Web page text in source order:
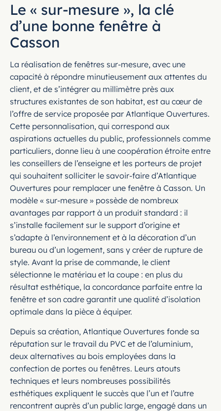
Le « sur-mesure », la clé
d’une bonne fenêtre à
Casson
La réalisation de fenêtres sur-mesure, avec une
capacité à répondre minutieusement aux attentes du
client, et de s’intégrer au millimètre près aux
structures existantes de son habitat, est au cœur de
l’offre de service proposée par Atlantique Ouvertures.
Cette personnalisation, qui correspond aux
aspirations actuelles du public, professionnels comme
particuliers, donne lieu à une coopération étroite entre
les conseillers de l’enseigne et les porteurs de projet
qui souhaitent solliciter le savoir-faire d’Atlantique
Ouvertures pour remplacer une fenêtre à Casson. Un
modèle « sur-mesure » possède de nombreux
avantages par rapport à un produit standard : il
s’installe facilement sur le support d’origine et
s’adapte à l’environnement et à la décoration d’un
bureau ou d’un logement, sans y créer de rupture de
style. Avant la prise de commande, le client
sélectionne le matériau et la coupe : en plus du
résultat esthétique, la concordance parfaite entre la
fenêtre et son cadre garantit une qualité d’isolation
optimale dans la pièce à équiper.
Depuis sa création, Atlantique Ouvertures fonde sa
réputation sur le travail du PVC et de l’aluminium,
deux alternatives au bois employées dans la
confection de portes ou fenêtres. Leurs atouts
techniques et leurs nombreuses possibilités
esthétiques expliquent le succès que l’un et l’autre
rencontrent auprès d’un public large, engagé dans un